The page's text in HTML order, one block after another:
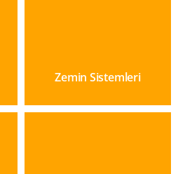
Zemin Sistemleri